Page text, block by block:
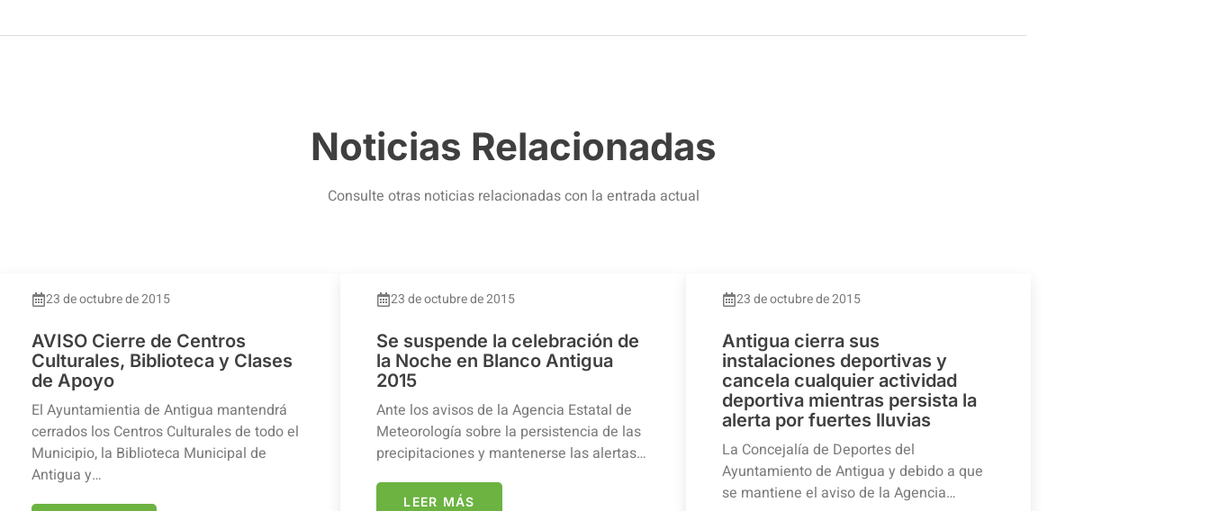
Noticias Relacionadas
Consulte otras noticias relacionadas con la entrada actual
23 de octubre de 2015
AVISO Cierre de Centros
Culturales, Biblioteca y Clases
de Apoyo
El Ayuntamientia de Antigua mantendrá
cerrados los Centros Culturales de todo el
Municipio, la Biblioteca Municipal de
Antigua y…
23 de octubre de 2015
Se suspende la celebración de
la Noche en Blanco Antigua
2015
Ante los avisos de la Agencia Estatal de
Meteorología sobre la persistencia de las
precipitaciones y mantenerse las alertas…
LEER MÁS
23 de octubre de 2015
Antigua cierra sus
instalaciones deportivas y
cancela cualquier actividad
deportiva mientras persista la
alerta por fuertes lluvias
La Concejalía de Deportes del
Ayuntamiento de Antigua y debido a que
se mantiene el aviso de la Agencia…